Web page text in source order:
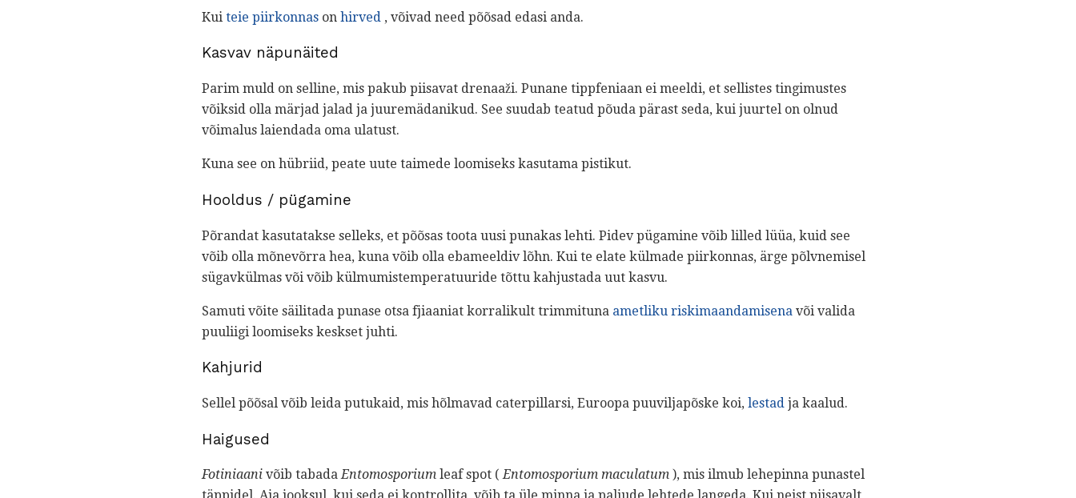
Kui teie piirkonnas on hirved , võivad need põõsad edasi anda.
Kasvav näpunäited
Parim muld on selline, mis pakub piisavat drenaaži. Punane tippfeniaan ei meeldi, et sellistes tingimustes
võiksid olla märjad jalad ja juuremädanikud. See suudab teatud põuda pärast seda, kui juurtel on olnud
võimalus laiendada oma ulatust.
Kuna see on hübriid, peate uute taimede loomiseks kasutama pistikut.
Hooldus / pügamine
Põrandat kasutatakse selleks, et põõsas toota uusi punakas lehti. Pidev pügamine võib lilled lüüa, kuid see
võib olla mõnevõrra hea, kuna võib olla ebameeldiv lõhn. Kui te elate külmade piirkonnas, ärge põlvnemisel
sügavkülmas või võib külmumistemperatuuride tõttu kahjustada uut kasvu.
Samuti võite säilitada punase otsa fjiaaniat korralikult trimmituna ametliku riskimaandamisena või valida
puuliigi loomiseks keskset juhti.
Kahjurid
Sellel põõsal võib leida putukaid, mis hõlmavad caterpillarsi, Euroopa puuviljapõske koi, lestad ja kaalud.
Haigused
Fotiniaani võib tabadaEntomosporium leaf spot (Entomosporium maculatum ), mis ilmub lehepinna punastel